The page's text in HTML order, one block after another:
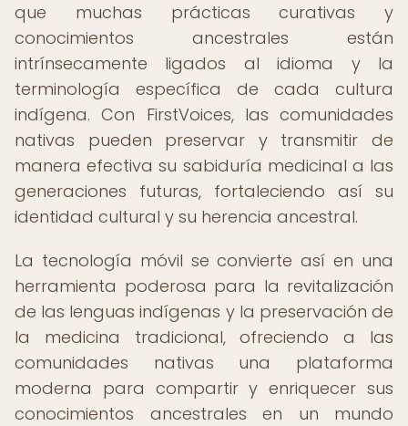
que muchas prácticas curativas y
conocimientos ancestrales están
intrínsecamente ligados al idioma y la
terminología específica de cada cultura
indígena. Con FirstVoices, las comunidades
nativas pueden preservar y transmitir de
manera efectiva su sabiduría medicinal a las
generaciones futuras, fortaleciendo así su
identidad cultural y su herencia ancestral.
La tecnología móvil se convierte así en una
herramienta poderosa para la revitalización
de las lenguas indígenas y la preservación de
la medicina tradicional, ofreciendo a las
comunidades nativas una plataforma
moderna para compartir y enriquecer sus
conocimientos ancestrales en un mundo